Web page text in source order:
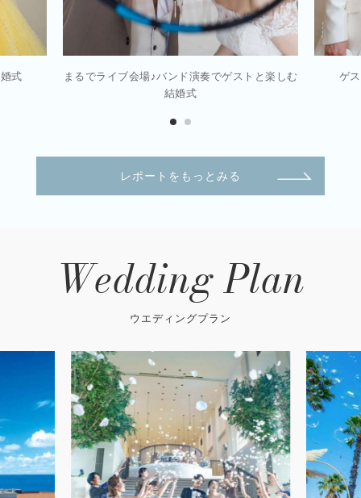
式
まるでライブ会場♪バンド演奏でゲストと楽しむ
結婚式
ゲ
レポートをもっとみる
Wedding Plan
ウエディングプラン